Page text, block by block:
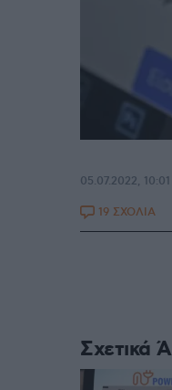
05.07.2022, 10:01
19 ΣΧΟΛΙΑ
Σχετικά